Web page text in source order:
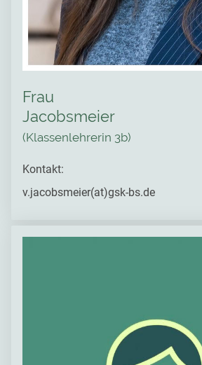
Frau
Jacobsmeier
(Klassenlehrerin 3b)
Kontakt:
v.jacobsmeier(at)gsk-bs.de